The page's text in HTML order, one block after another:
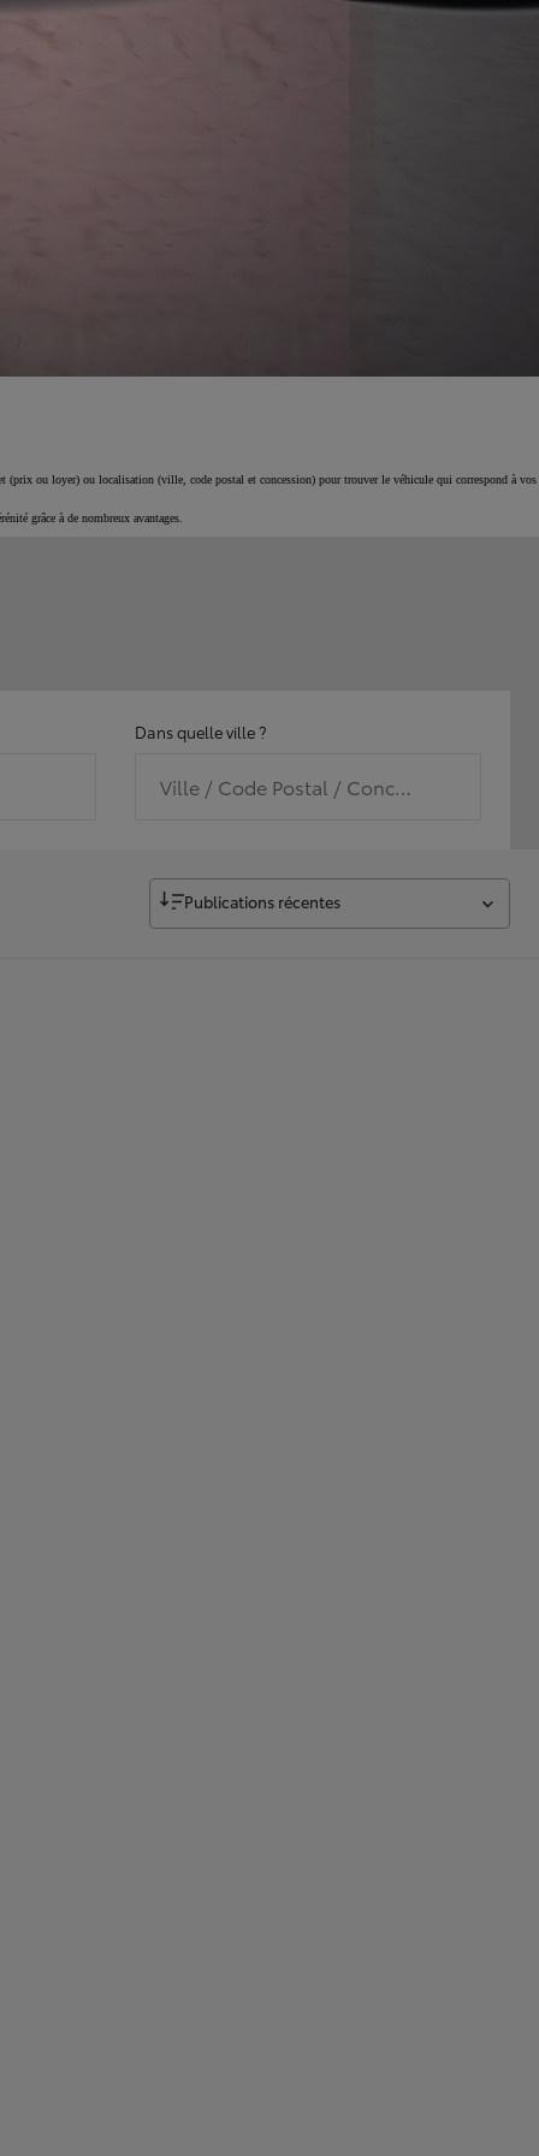
(prix ou loyer) ou localisation (ville, code postal et concession) pour trouver le véhicule qui correspond à vos
grâce à de nombreux avantages.
Dans quelle ville ?
Ville / Code Postal / Concession
Publications récentes